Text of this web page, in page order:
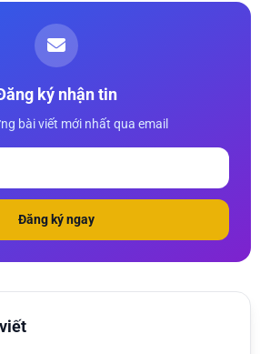
ký nhận tin
bài viết mới nhất qua email
Đăng ký ngay